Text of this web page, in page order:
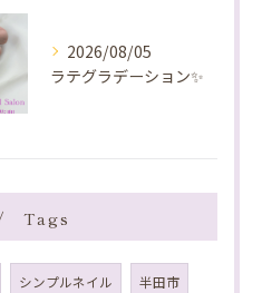
2026/08/05
ラテグラデーション✨️
Tags
シンプルネイル 半田市